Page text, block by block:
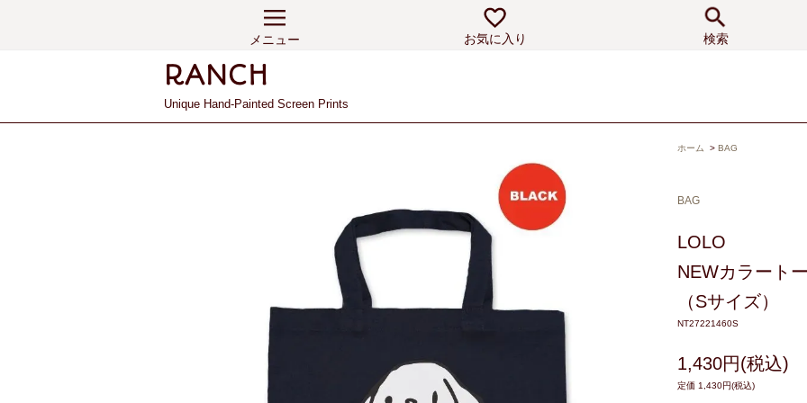
メニュー お気に入り 検索
Unique Hand-Painted Screen Prints
ホーム > BAG
BAG
LOLO
NEWカラート
（Sサイズ）
NT27221460S
1,430円(税込)
定価 1,430円(税込)